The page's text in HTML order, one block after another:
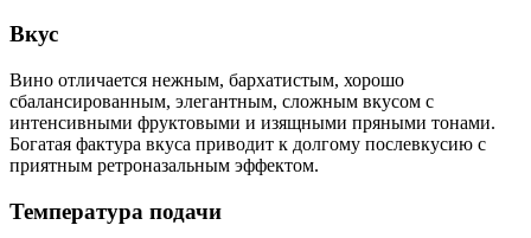
Вкус
Вино отличается нежным, бархатистым, хорошо
сбалансированным, элегантным, сложным вкусом с
интенсивными фруктовыми и изящными пряными тонами.
Богатая фактура вкуса приводит к долгому послевкусию с
приятным ретроназальным эффектом.
Температура подачи